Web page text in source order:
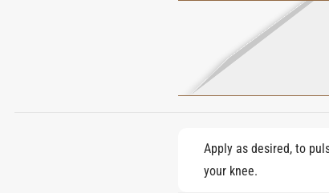
Apply as desired, to
your knee.